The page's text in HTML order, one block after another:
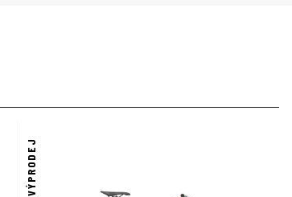
VÝPRODEJ